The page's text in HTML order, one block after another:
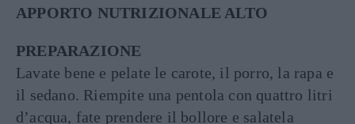
APPORTO NUTRIZIONALE ALTO
PREPARAZIONE
Lavate bene e pelate le carote, il porro, la rapa e
il sedano. Riempite una pentola con quattro litri
d’acqua, fate prendere il bollore e salatela